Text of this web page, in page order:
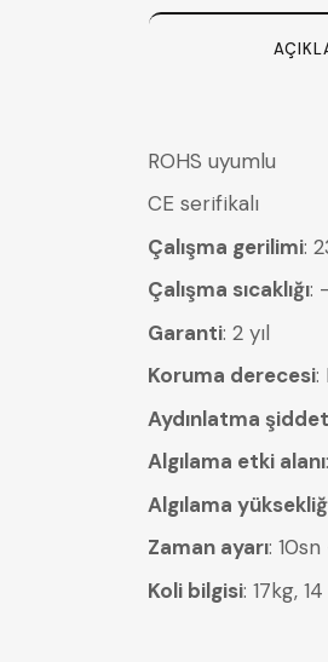
ROHS uyumlu
CE serifikalı
Çalışma gerilimi:
Çalışma sıcaklığı:
Garanti: 2 yıl
Koruma derecesi:
Aydınlatma
Algılama etki alanı
Algılama
Zaman ayarı:
Koli bilgisi: 17kg,